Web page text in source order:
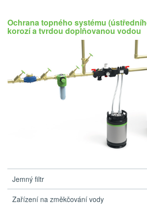
Ochrana topného systému
korozí a tvrdou doplňovanou vodou
Jemný filtr
Zařízení na změkčování vody